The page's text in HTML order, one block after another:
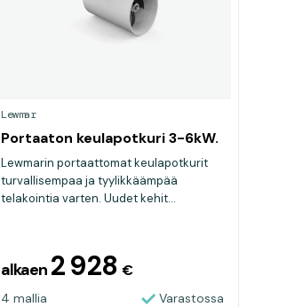
Lewmar
Portaaton keulapotkuri 3-6kW.
Lewmarin portaattomat keulapotkurit
turvallisempaa ja tyylikkäämpää
telakointia varten. Uudet kehit...
alkaen 2 928€
4 mallia Varastossa